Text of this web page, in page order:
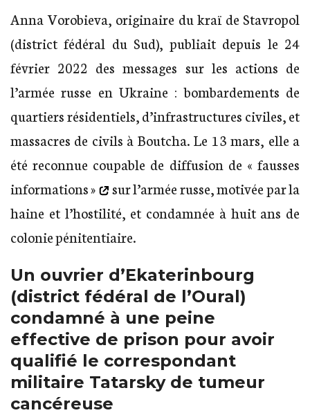
Anna Vorobieva, originaire du kraï de Stavropol
(district fédéral du Sud), publiait depuis le 24
février 2022 des messages sur les actions de
l’armée russe en Ukraine : bombardements de
quartiers résidentiels, d’infrastructures civiles, et
massacres de civils à Boutcha. Le 13 mars, elle a
été reconnue coupable de diffusion de « fausses
informations »
sur l’armée russe, motivée par la
haine et l’hostilité, et condamnée à huit ans de
colonie pénitentiaire.
Un ouvrier d’Ekaterinbourg
(district fédéral de l’Oural)
condamné à une peine
effective de prison pour avoir
qualifié le correspondant
militaire Tatarsky de tumeur
cancéreuse